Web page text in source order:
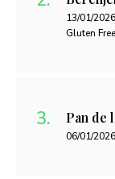
13/01/2026
Gluten
Pan de
06/01/2026